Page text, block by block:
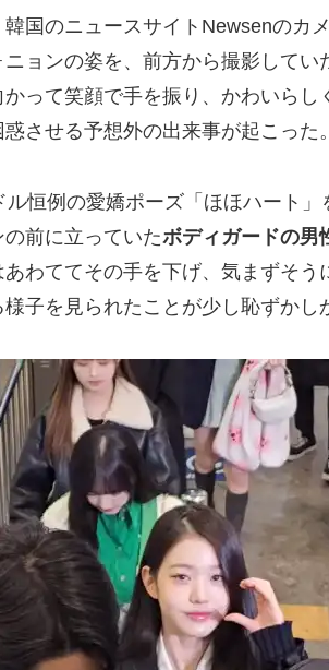
国のニュースサイトNewsenのカ
ョンの姿を、前方から撮影して
って笑顔で手を振り、かわいらし
させる予想外の出来事が起こった。
恒例の愛嬌ポーズ「ほほハート
前に立っていたボディガードの男
わててその手を下げ、気まずそ
子を見られたことが少し恥ずかし